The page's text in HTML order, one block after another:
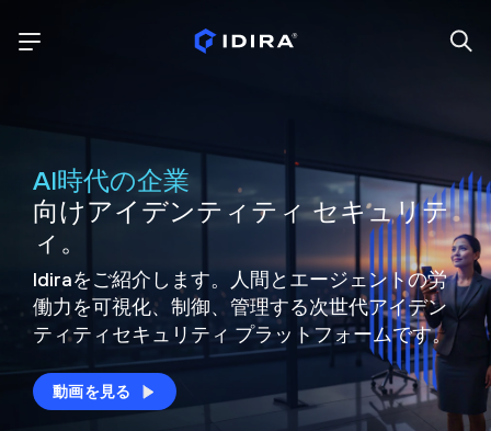
AI時代の企業
向けアイデンティティ セキュリテ
ィ。
Idiraをご紹介します。人間とエージェントの労
働力を可視化、制御、 管理する次世代アイデン
ティティセキュリティ プラットフォームです。
動画を見る